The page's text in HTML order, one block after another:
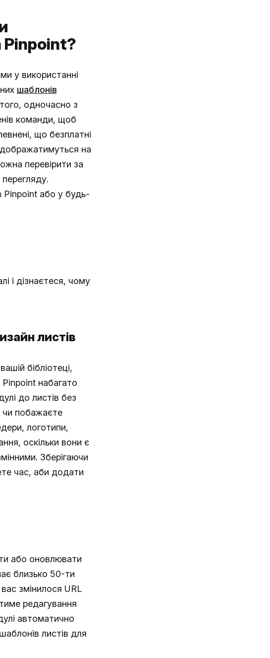
Pinpoint?
у використанні
шаблонів
одночасно з
команди, щоб
що безплатні
на
перевірити за
Pinpoint або у будь-
і дізнаєтеся, чому
листів
бібліотеці,
набагато
до листів без
чи побажаєте
логотипи,
оскільки вони є
Зберігаючи
час, аби додати
або оновлювати
близько 50-ти
змінилося URL
редагування
автоматично
листів для